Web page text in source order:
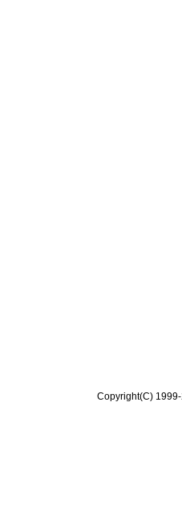
Copyright(C)